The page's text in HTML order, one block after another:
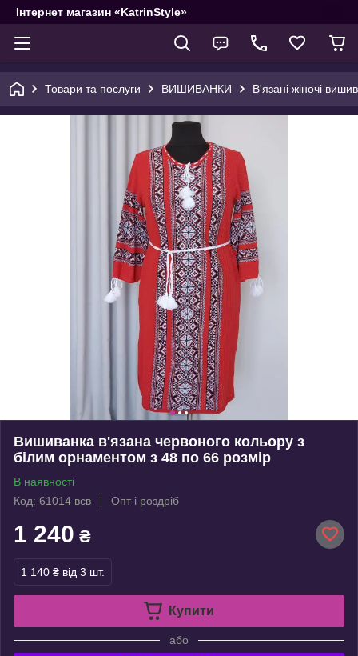
Інтернет магазин «KatrinStyle»
Товари та послуги ВИШИВАНКИ В'язані жіночі
Вишиванка в'язана червоного кольору з
білим орнаментом з 48 по 66 розмір
В наявності
Код: 61014 всв
Опт і роздріб
1 240 ₴
1 140 ₴ від 3 шт.
Купити
або